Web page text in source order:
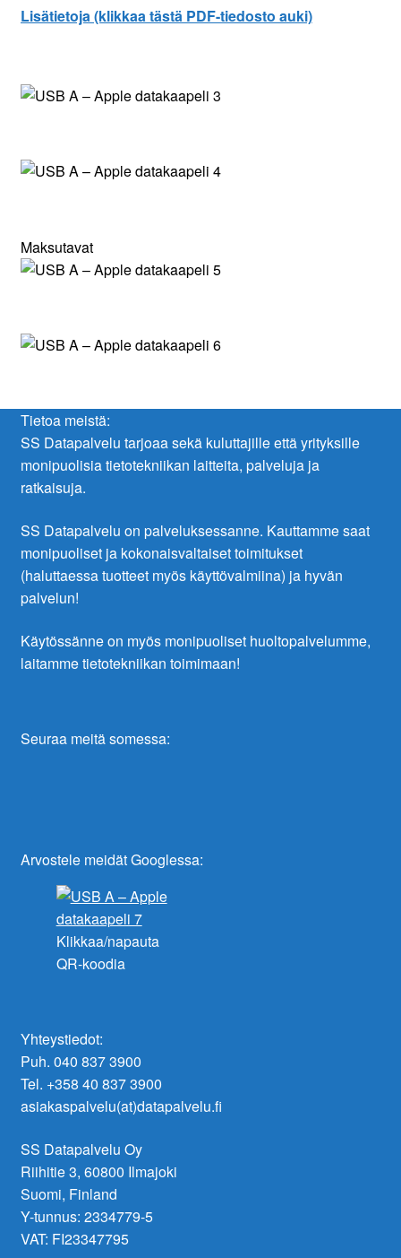
Lisätietoja (klikkaa tästä PDF-tiedosto auki)
Maksutavat
Tietoa meistä:
SS Datapalvelu tarjoaa sekä kuluttajille että yrityksille
monipuolisia tietotekniikan laitteita, palveluja ja
ratkaisuja.
SS Datapalvelu on palveluksessanne. Kauttamme saat
monipuoliset ja kokonaisvaltaiset toimitukset
(haluttaessa tuotteet myös käyttövalmiina) ja hyvän
palvelun!
Käytössänne on myös monipuoliset huoltopalvelumme,
laitamme tietotekniikan toimimaan!
Seuraa meitä somessa:
Arvostele meidät Googlessa:
Klikkaa/napauta
QR-koodia
Yhteystiedot:
Puh. 040 837 3900
Tel. +358 40 837 3900
asiakaspalvelu(at)datapalvelu.fi
SS Datapalvelu Oy
Riihitie 3, 60800 Ilmajoki
Suomi, Finland
Y-tunnus: 2334779-5
VAT: FI23347795